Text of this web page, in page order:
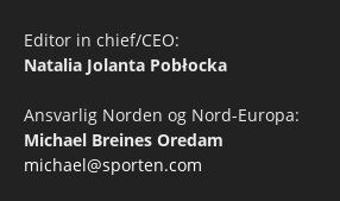
Editor in chief/CEO:
Natalia Jolanta Pobłocka
Ansvarlig Norden og Nord-Europa:
Michael Breines Oredam
michael@sporten.com